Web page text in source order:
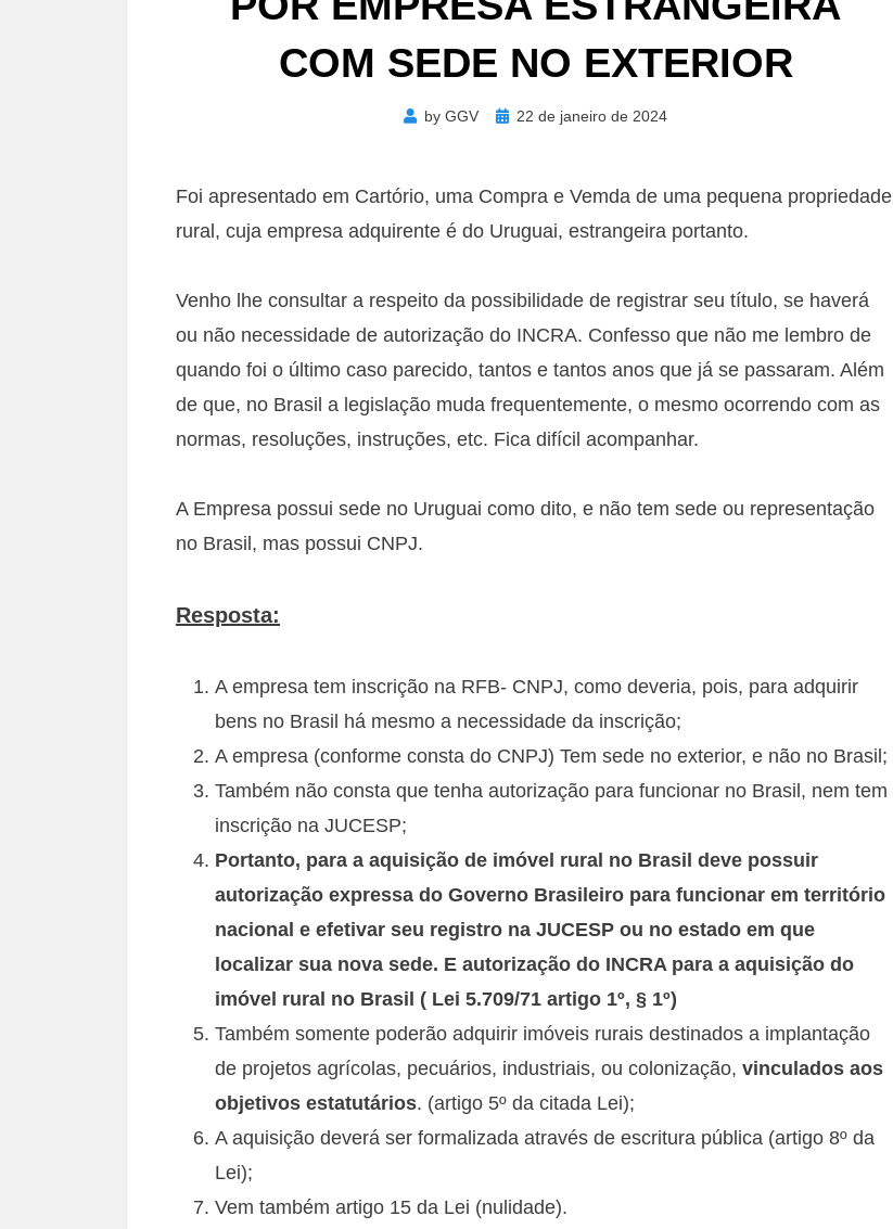
COM SEDE NO EXTERIOR
byGGV
Posted22 de janeiro de 2024
Foi apresentado em Cartório, uma Compra e Vemda de uma pequena propriedade
rural, cuja empresa adquirente é do Uruguai, estrangeira portanto.
Venho lhe consultar a respeito da possibilidade de registrar seu título, se haverá
ou não necessidade de autorização do INCRA. Confesso que não me lembro de
quando foi o último caso parecido, tantos e tantos anos que já se passaram. Além
de que, no Brasil a legislação muda frequentemente, o mesmo ocorrendo com as
normas, resoluções, instruções, etc. Fica difícil acompanhar.
A Empresa possui sede no Uruguai como dito, e não tem sede ou representação
no Brasil, mas possui CNPJ.
Resposta:
A empresa tem inscrição na RFB- CNPJ, como deveria, pois, para adquirir
bens no Brasil há mesmo a necessidade da inscrição;
A empresa (conforme consta do CNPJ) Tem sede no exterior, e não no Brasil;
Também não consta que tenha autorização para funcionar no Brasil, nem tem
inscrição na JUCESP;
Portanto, para a aquisição de imóvel rural no Brasil deve possuir
autorização expressa do Governo Brasileiro para funcionar em território
nacional e efetivar seu registro na JUCESP ou no estado em que
localizar sua nova sede. E autorização do INCRA para a aquisição do
imóvel rural no Brasil ( Lei 5.709/71 artigo 1º, § 1º)
Também somente poderão adquirir imóveis rurais destinados a implantação
de projetos agrícolas, pecuários, industriais, ou colonização, vinculados aos
objetivos estatutários. (artigo 5º da citada Lei);
A aquisição deverá ser formalizada através de escritura pública (artigo 8º da
Lei);
Vem também artigo 15 da Lei (nulidade).